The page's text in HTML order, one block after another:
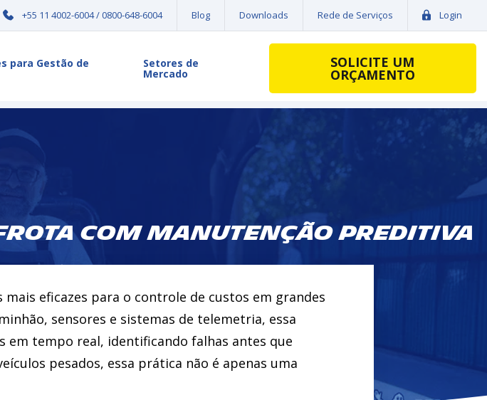
+55 11 4002-6004 / 0800-648-6004 Blog Downloads Rede de Serviços Login
para Gestão de Setores de
Mercado
SOLICITE UM
ORÇAMENTO
com Manutenção Preditiva
14, 2025
eficazes para o controle de custos em grandes
sensores e sistemas de telemetria, essa
tempo real, identificando falhas antes que
pesados, essa prática não é apenas uma